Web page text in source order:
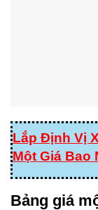
Lắp Định Vị
Một Giá Bao
Bảng giá